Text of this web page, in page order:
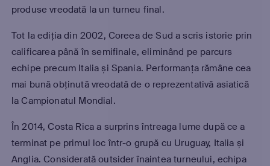
produse vreodată la un turneu final.
Tot la ediția din 2002, Coreea de Sud a scris istorie prin
calificarea până în semifinale, eliminând pe parcurs
echipe precum Italia și Spania. Performanța rămâne cea
mai bună obținută vreodată de o reprezentativă asiatică
la Campionatul Mondial.
În 2014, Costa Rica a surprins întreaga lume după ce a
terminat pe primul loc într-o grupă cu Uruguay, Italia și
Anglia. Considerată outsider înaintea turneului, echipa